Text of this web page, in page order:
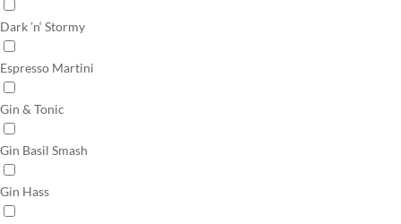
Dark ’n‘ Stormy
Espresso Martini
Gin & Tonic
Gin Basil Smash
Gin Hass